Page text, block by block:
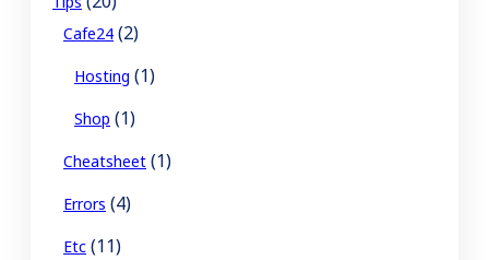
Cafe24 (2)
Hosting (1)
Shop (1)
Cheatsheet (1)
Errors (4)
Etc (11)